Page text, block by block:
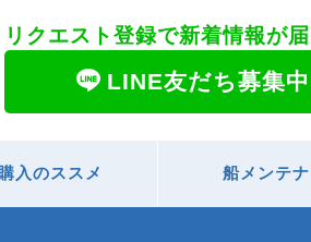
リクエスト登録で新着情報が
LINE友だち募集中
入のススメ 船メンテ